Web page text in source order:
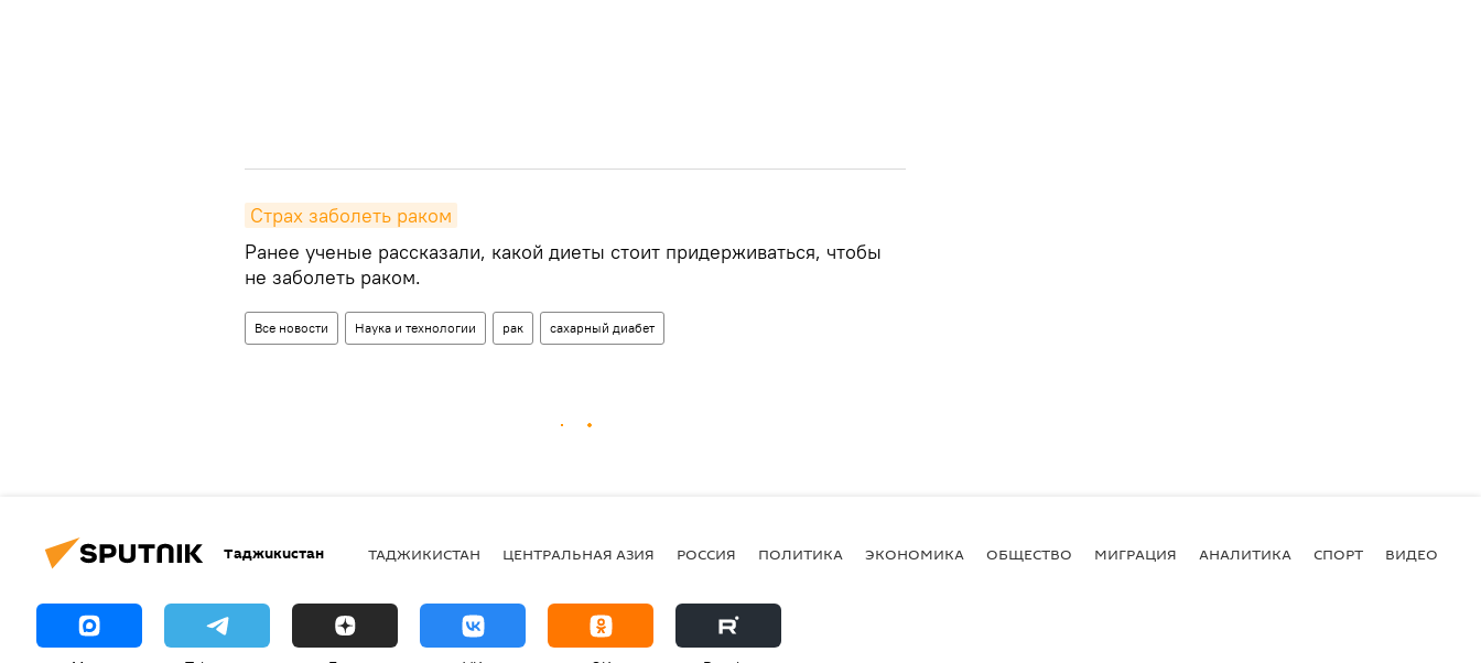
Страх заболеть раком
Ранее ученые рассказали, какой диеты стоит придерживаться, чтобы
не заболеть раком.
Все новости Наука и технологии рак сахарный диабет
Таджикистан ТАДЖИКИСТАН ЦЕНТРАЛЬНАЯ АЗИЯ РОССИЯ ПОЛИТИКА ЭКОНОМИКА ОБЩЕСТВО МИГРАЦИЯ АНАЛИТИКА СПОРТ ВИДЕО